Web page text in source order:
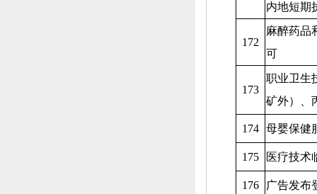
内地短期
172
麻醉药品
可
173
职业卫生
矿外）、
174 母婴保健
175 医疗技术
176 广告发布